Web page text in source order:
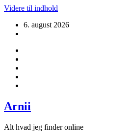
Videre til indhold
6. august 2026
Arnii
Alt hvad jeg finder online